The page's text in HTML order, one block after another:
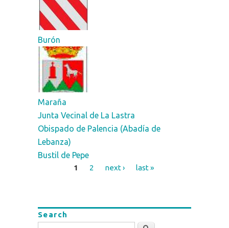
Burón
Maraña
Junta Vecinal de La Lastra
Obispado de Palencia (Abadía de
Lebanza)
Bustil de Pepe
1 2 next › last »
Search
Search